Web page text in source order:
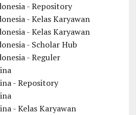
- Repository
- Kelas Karyawan
- Kelas Karyawan
- Scholar Hub
- Reguler
- Repository
- Kelas Karyawan